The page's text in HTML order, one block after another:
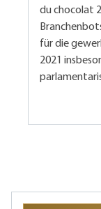
du chocolat
für die
2021